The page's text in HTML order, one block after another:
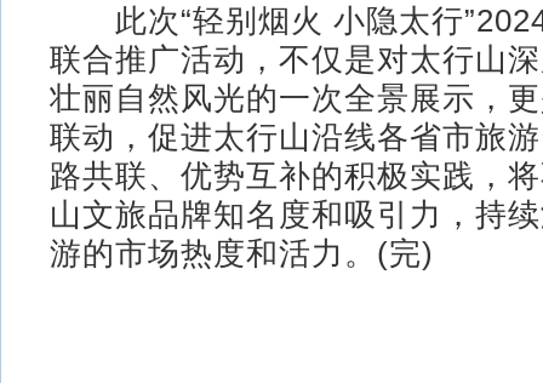
此次“轻别烟火 小隐太行
联合推广活动，不仅是对太行山
壮丽自然风光的一次全景展示，
联动，促进太行山沿线各省市旅
路共联、优势互补的积极实践，
山文旅品牌知名度和吸引力，持
游的市场热度和活力。(完)